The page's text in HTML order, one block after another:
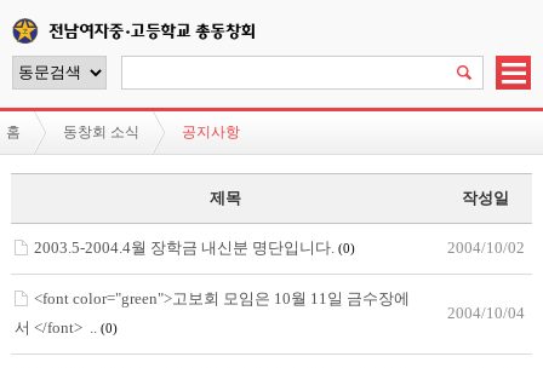
홈 동창회 소식 공지사항
제목 작성일
2003.5-2004.4월 장학금 내신분 명단입니다. (0) 2004/10/02
<font color="green">고보회 모임은 10월 11일 금수장에
서 </font> .. (0)
2004/10/04